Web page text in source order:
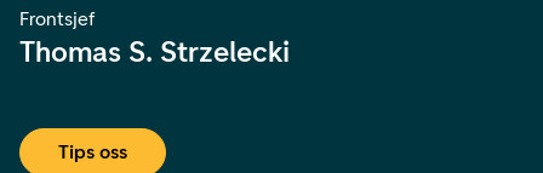
Frontsjef
Thomas S. Strzelecki
Tips oss